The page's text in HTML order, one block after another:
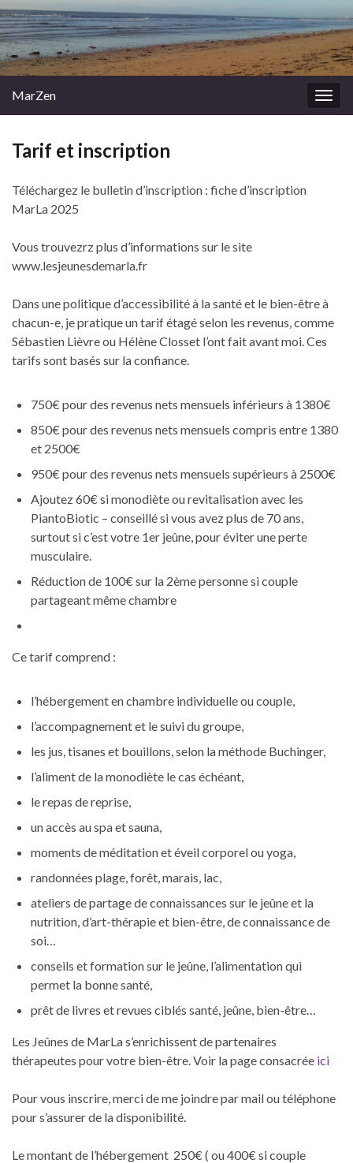
MarZen
Tarif et inscription
Téléchargez le bulletin d’inscription : fiche d’inscription
MarLa 2025
Vous trouvezrz plus d’informations sur le site
www.lesjeunesdemarla.fr
Dans une politique d’accessibilité à la santé et le bien-être à
chacun-e, je pratique un tarif étagé selon les revenus, comme
Sébastien Lièvre ou Hélène Closset l’ont fait avant moi. Ces
tarifs sont basés sur la confiance.
750€ pour des revenus nets mensuels inférieurs à 1380€
850€ pour des revenus nets mensuels compris entre 1380
et 2500€
950€ pour des revenus nets mensuels supérieurs à 2500€
Ajoutez 60€ si monodiète ou revitalisation avec les
PiantoBiotic – conseillé si vous avez plus de 70 ans,
surtout si c’est votre 1er jeûne, pour éviter une perte
musculaire.
Réduction de 100€ sur la 2ème personne si couple
partageant même chambre
Ce tarif comprend :
l’hébergement en chambre individuelle ou couple,
l’accompagnement et le suivi du groupe,
les jus, tisanes et bouillons, selon la méthode Buchinger,
l’aliment de la monodiète le cas échéant,
le repas de reprise,
un accès au spa et sauna,
moments de méditation et éveil corporel ou yoga,
randonnées plage, forêt, marais, lac,
ateliers de partage de connaissances sur le jeûne et la
nutrition, d’art-thérapie et bien-être, de connaissance de
soi…
conseils et formation sur le jeûne, l’alimentation qui
permet la bonne santé,
prêt de livres et revues ciblés santé, jeûne, bien-être…
Les Jeûnes de MarLa s’enrichissent de partenaires
thérapeutes pour votre bien-être. Voir la page consacrée ici
Pour vous inscrire, merci de me joindre par mail ou téléphone
pour s’assurer de la disponibilité.
Le montant de l’hébergement 250€ ( ou 400€ si couple